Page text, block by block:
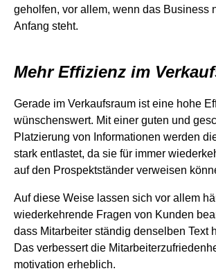
geholfen, vor allem, wenn das Business
Anfang steht.
Mehr Effizienz im
Gerade im Verkaufsraum ist eine hohe
wünschenswert. Mit einer guten und
Platzierung von Informationen werden
stark entlastet, da sie für immer
auf den Prospektständer verweisen
Auf diese Weise lassen sich vor allem
wiederkehrende Fragen von Kunden
dass Mitarbeiter ständig denselben Text
Das verbessert die
motivation erheblich.